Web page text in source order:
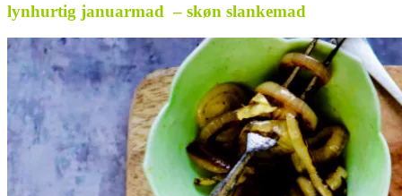
lynhurtig januarmad – skøn slankemad